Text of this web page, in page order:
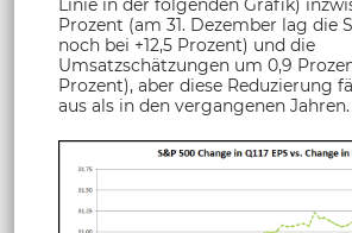
Linie in der folgenden Grafik)
Prozent (am 31. Dezember lag die
noch bei +12,5 Prozent) und die
Umsatzschätzungen um 0,9
Prozent), aber diese Reduzierung
aus als in den vergangenen Jahren.